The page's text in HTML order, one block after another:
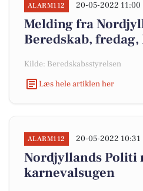
ALARM112 20-05-2022 11:00
Melding fra
Beredskab, fredag,
Kilde: Beredskabsstyrelsen
Læs hele artiklen her
ALARM112 20-05-2022 10:31
Nordjyllands
karnevalsugen